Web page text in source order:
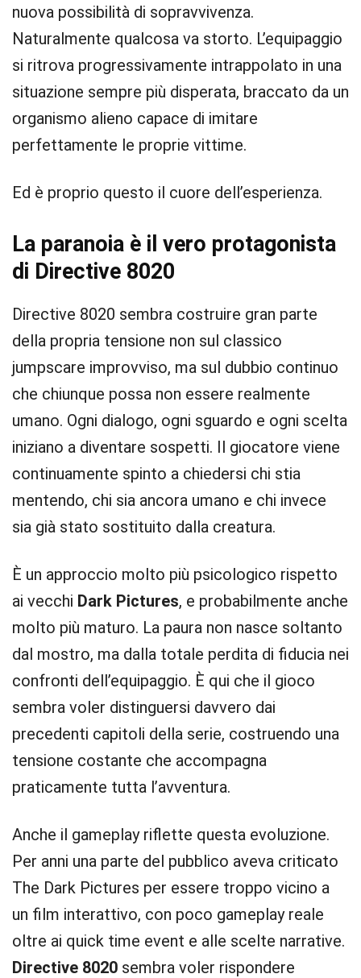
nuova possibilità di sopravvivenza.
Naturalmente qualcosa va storto. L’equipaggio
si ritrova progressivamente intrappolato in una
situazione sempre più disperata, braccato da un
organismo alieno capace di imitare
perfettamente le proprie vittime.
Ed è proprio questo il cuore dell’esperienza.
La paranoia è il vero protagonista
di Directive 8020
Directive 8020 sembra costruire gran parte
della propria tensione non sul classico
jumpscare improvviso, ma sul dubbio continuo
che chiunque possa non essere realmente
umano. Ogni dialogo, ogni sguardo e ogni scelta
iniziano a diventare sospetti. Il giocatore viene
continuamente spinto a chiedersi chi stia
mentendo, chi sia ancora umano e chi invece
sia già stato sostituito dalla creatura.
È un approccio molto più psicologico rispetto
ai vecchi Dark Pictures, e probabilmente anche
molto più maturo. La paura non nasce soltanto
dal mostro, ma dalla totale perdita di fiducia nei
confronti dell’equipaggio. È qui che il gioco
sembra voler distinguersi davvero dai
precedenti capitoli della serie, costruendo una
tensione costante che accompagna
praticamente tutta l’avventura.
Anche il gameplay riflette questa evoluzione.
Per anni una parte del pubblico aveva criticato
The Dark Pictures per essere troppo vicino a
un film interattivo, con poco gameplay reale
oltre ai quick time event e alle scelte narrative.
Directive 8020 sembra voler rispondere